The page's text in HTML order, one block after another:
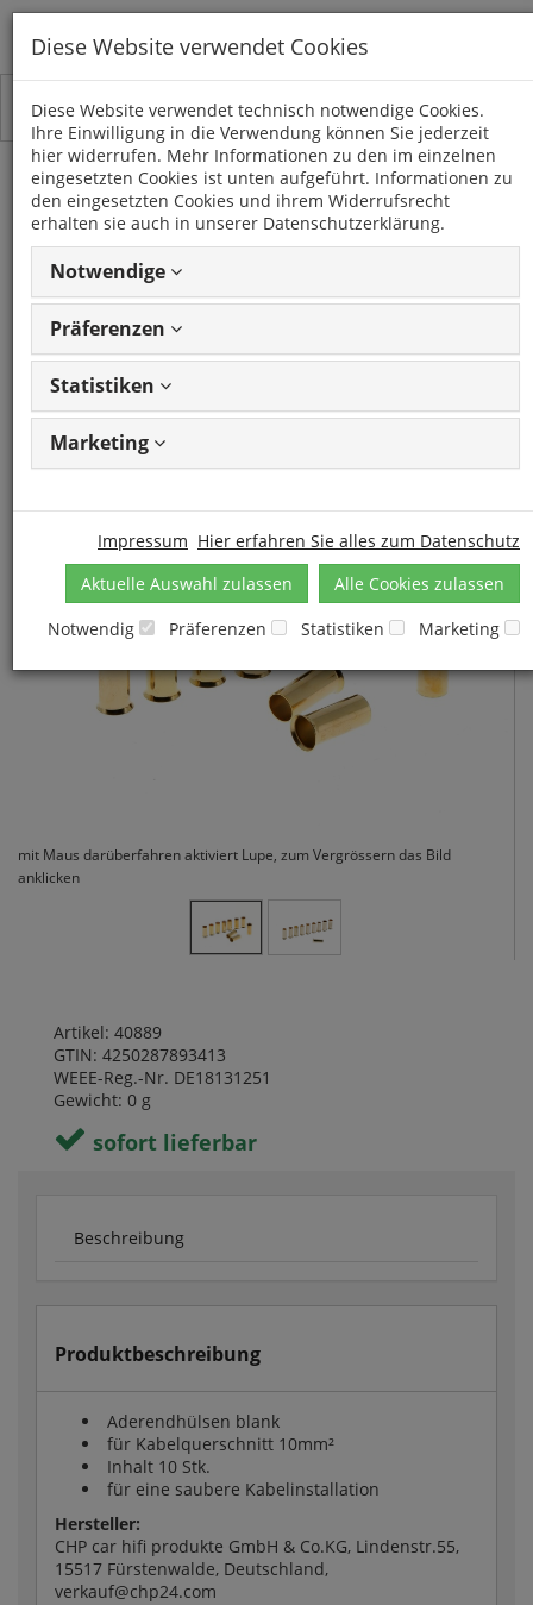
Toggle
navigation
Kategorien
Aderendhülse für Kabel
10qmm - 10er Set
Artikel: 40889 GTIN: 4250287893413
Frage
zum Produkt stellen
mit Maus darüberfahren aktiviert Lupe, zum Vergrössern das Bild
anklicken
Artikel: 40889
GTIN: 4250287893413
WEEE-Reg.-Nr. DE18131251
Gewicht: 0 g
sofort lieferbar
Beschreibung
Produktbeschreibung
Aderendhülsen blank
für Kabelquerschnitt 10mm²
Inhalt 10 Stk.
für eine saubere Kabelinstallation
Hersteller:
CHP car hifi produkte GmbH & Co.KG, Lindenstr.55,
15517 Fürstenwalde, Deutschland,
verkauf@chp24.com
Diese Website verwendet Cookies
Diese Website verwendet technisch notwendige Cookies.
Ihre Einwilligung in die Verwendung können Sie jederzeit
hier widerrufen. Mehr Informationen zu den im einzelnen
eingesetzten Cookies ist unten aufgeführt. Informationen zu
den eingesetzten Cookies und ihrem Widerrufsrecht
erhalten sie auch in unserer Datenschutzerklärung.
Notwendige
Präferenzen
Statistiken
Marketing
Impressum Hier erfahren Sie alles zum Datenschutz
Aktuelle Auswahl zulassen
Alle Cookies zulassen
Notwendig
Präferenzen Statistiken Marketing